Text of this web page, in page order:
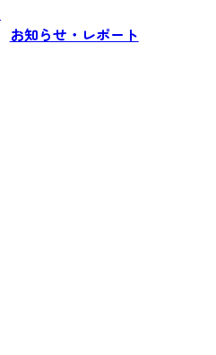
お知らせ・レポート